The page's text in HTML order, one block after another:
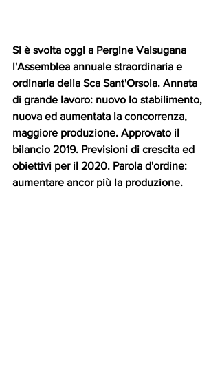
Si è svolta oggi a Pergine Valsugana
l'Assemblea annuale straordinaria e
ordinaria della Sca Sant'Orsola. Annata
di grande lavoro: nuovo lo stabilimento,
nuova ed aumentata la concorrenza,
maggiore produzione. Approvato il
bilancio 2019. Previsioni di crescita ed
obiettivi per il 2020. Parola d'ordine:
aumentare ancor più la produzione.